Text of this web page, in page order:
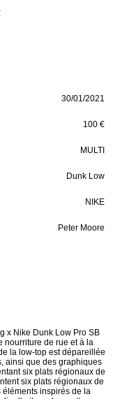
30/01/2021
100 €
MULTI
Dunk Low
NIKE
Peter Moore
x Nike Dunk Low Pro SB
nourriture de rue et à la
la low-top est dépareillée
ainsi que des graphiques
six plats régionaux de
six plats régionaux de
éléments inspirés de la